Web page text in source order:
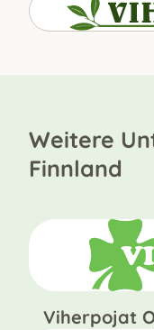
Weitere
Finnland
Viherpojat